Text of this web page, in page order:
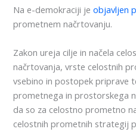
Na e-demokraciji jeobjavljen
prometnem načrtovanju.
Zakon ureja cilje in načela
načrtovanja, vrste celostnih
vsebino in postopek priprave
prometnega in prostorskega
da so za celostno prometno
celostnih prometnih strategij